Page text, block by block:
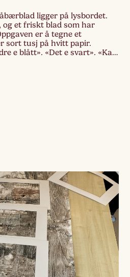
ligger på lysbordet.
og et friskt blad som har
er å tegne et
sort tusj på hvitt papir.
e blått». «Det e svart». «Ka e